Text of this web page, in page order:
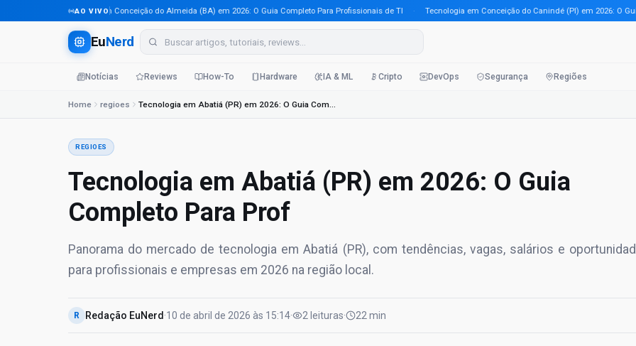
AO VIVO
Tecnologia em Conceição do Almeida (BA) em 2026: O Guia Completo Para Profissionais de TI · Tecnologia em Conceição do Canindé (PI) em 2026: O Guia
EuNerd
Notícias Reviews How-To Hardware IA & ML Cripto DevOps Segurança Regiões
Home regioes Tecnologia em Abatiá (PR) em 2026: O Guia Completo Para Prof
REGIOES
Tecnologia em Abatiá (PR) em 2026: O Guia
Completo Para Prof
Panorama do mercado de tecnologia em Abatiá (PR), com tendências, vagas, salários e
para profissionais e empresas em 2026 na região local.
R Redação EuNerd ·10 de abril de 2026 às 15:14· 2 leituras· 22 min